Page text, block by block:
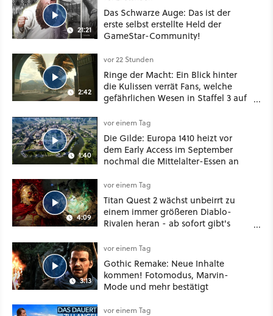
21:21
Das Schwarze Auge: Das ist der
erste selbst erstellte Held der
GameStar-Community!
2:42
vor 22 Stunden
Ringe der Macht: Ein Blick hinter
die Kulissen verrät Fans, welche
gefährlichen Wesen in Staffel 3 auf
1:40
vor einem Tag
Die Gilde: Europa 1410 heizt vor
dem Early Access im September
nochmal die Mittelalter-Essen an
4:09
vor einem Tag
Titan Quest 2 wächst unbeirrt zu
einem immer größeren Diablo-
Rivalen heran - ab sofort gibt's
Klasse
3:13
vor einem Tag
Gothic Remake: Neue Inhalte
kommen! Fotomodus, Marvin-
Mode und mehr bestätigt
vor einem Tag